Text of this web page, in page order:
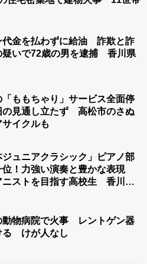
代金を払わずに給油 詐欺と詐
疑いで72歳の男を逮捕 香川県
「ももちゃり」サービス全面停
見通し立たず 高松市のさぬ
サイクルも
ジュニアクラシック」ピアノ部
位！力強い演奏と豊かな表現
ストを目指す高校生 香川
動物病院で火事 レントゲン器
る けが人なし